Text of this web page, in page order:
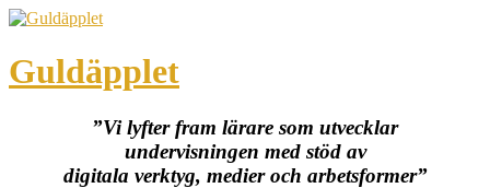
Guldäpplet
”Vi lyfter fram lärare som utvecklar
undervisningen med stöd av
digitala verktyg, medier och arbetsformer”